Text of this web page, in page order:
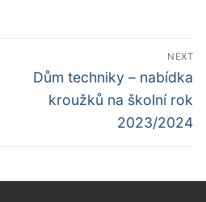
NEXT
Další
příspěvek
Dům techniky – nabídka
kroužků na školní rok
2023/2024